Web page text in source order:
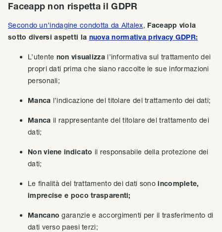
Faceapp non rispetta il GDPR
Secondo un’indagine condotta da Altalex, Faceapp viola
sotto diversi aspetti la nuova normativa privacy GDPR:
L’utente non visualizzal’informativa sul trattamento dei
propri dati prima che siano raccolte le sue informazioni
personali;
Manca l’indicazione del titolare del trattamento dei dati;
Manca il rappresentante del titolare del trattamento dei
dati;
Non viene indicato il responsabile della protezione dei
dati;
Le finalità del trattamento dei dati sonoincomplete,
imprecise e poco trasparenti;
Mancano garanzie e accorgimenti per il trasferimento di
dati verso paesi terzi;